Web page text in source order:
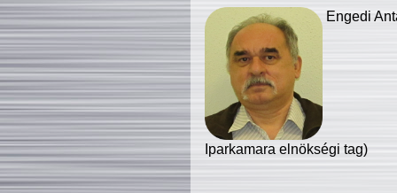
Engedi
Iparkamara elnökségi tag)